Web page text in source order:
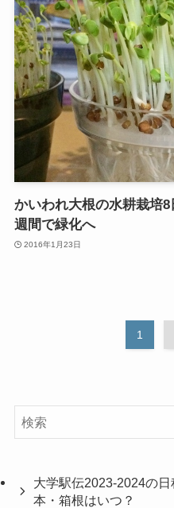
かいわれ大根の水耕栽培
週間で緑化へ
2016年1月23日
1
大学駅伝2023-2024の
本・箱根はいつ？